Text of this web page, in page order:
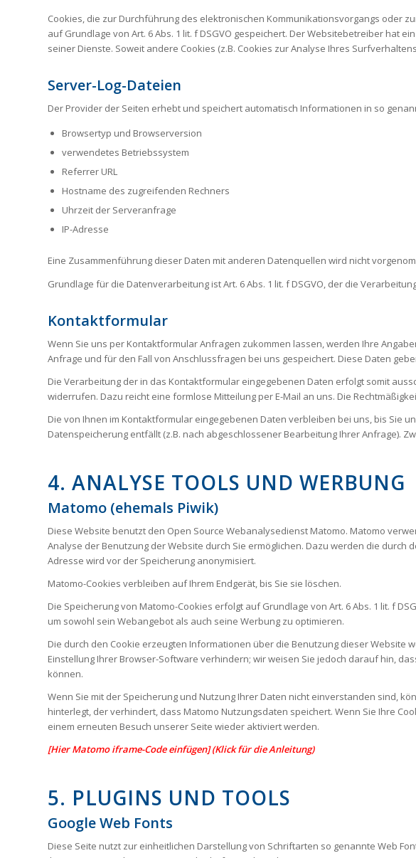
Cookies, die zur Durchführung des elektronischen Kommunikationsvorgangs oder
auf Grundlage von Art. 6 Abs. 1 lit. f DSGVO gespeichert. Der Websitebetreiber
seiner Dienste. Soweit andere Cookies (z.B. Cookies zur Analyse Ihres
Server-Log-Dateien
Der Provider der Seiten erhebt und speichert automatisch Informationen in so
Browsertyp und Browserversion
verwendetes Betriebssystem
Referrer URL
Hostname des zugreifenden Rechners
Uhrzeit der Serveranfrage
IP-Adresse
Eine Zusammenführung dieser Daten mit anderen Datenquellen wird nicht
Grundlage für die Datenverarbeitung ist Art. 6 Abs. 1 lit. f DSGVO, der die
Kontaktformular
Wenn Sie uns per Kontaktformular Anfragen zukommen lassen, werden Ihre
Anfrage und für den Fall von Anschlussfragen bei uns gespeichert. Diese Daten
Die Verarbeitung der in das Kontaktformular eingegebenen Daten erfolgt somit
widerrufen. Dazu reicht eine formlose Mitteilung per E-Mail an uns. Die
Die von Ihnen im Kontaktformular eingegebenen Daten verbleiben bei uns, bis Sie
Datenspeicherung entfällt (z.B. nach abgeschlossener Bearbeitung Ihrer Anfrage).
4. ANALYSE TOOLS UND WERBUNG
Matomo (ehemals Piwik)
Diese Website benutzt den Open Source Webanalysedienst Matomo. Matomo
Analyse der Benutzung der Website durch Sie ermöglichen. Dazu werden die
Adresse wird vor der Speicherung anonymisiert.
Matomo-Cookies verbleiben auf Ihrem Endgerät, bis Sie sie löschen.
Die Speicherung von Matomo-Cookies erfolgt auf Grundlage von Art. 6 Abs. 1 lit. f
um sowohl sein Webangebot als auch seine Werbung zu optimieren.
Die durch den Cookie erzeugten Informationen über die Benutzung dieser
Einstellung Ihrer Browser-Software verhindern; wir weisen Sie jedoch darauf hin,
können.
Wenn Sie mit der Speicherung und Nutzung Ihrer Daten nicht einverstanden sind,
hinterlegt, der verhindert, dass Matomo Nutzungsdaten speichert. Wenn Sie Ihre
einem erneuten Besuch unserer Seite wieder aktiviert werden.
[Hier Matomo iframe-Code einfügen] (Klick für die Anleitung)
5. PLUGINS UND TOOLS
Google Web Fonts
Diese Seite nutzt zur einheitlichen Darstellung von Schriftarten so genannte Web